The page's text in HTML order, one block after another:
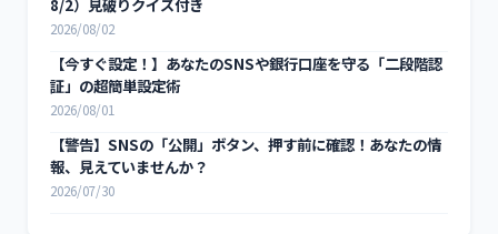
8/2）見破りクイズ付き
2026/08/02
【今すぐ設定！】あなたのSNSや銀行口座を守る「二段階認
証」の超簡単設定術
2026/08/01
【警告】SNSの「公開」ボタン、押す前に確認！あなたの情
報、見えていませんか？
2026/07/30